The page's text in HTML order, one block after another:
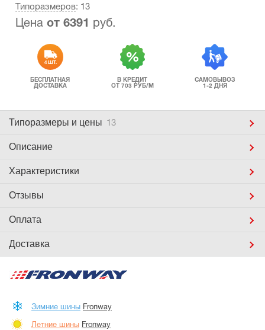
Типоразмеров: 13
Цена от 6391 руб.
4 ШТ.
БЕСПЛАТНАЯ
ДОСТАВКА
В КРЕДИТ
ОТ 703 РУБ/М
САМОВЫВОЗ
1-2 ДНЯ
Типоразмеры и цены 13
Описание
Характеристики
Отзывы
Оплата
Доставка
Зимние шины Fronway
Летние шины Fronway